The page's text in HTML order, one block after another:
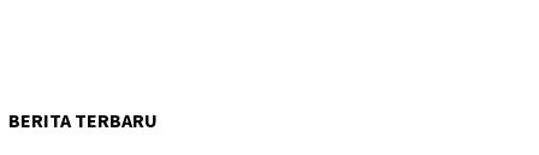
BERITA TERBARU